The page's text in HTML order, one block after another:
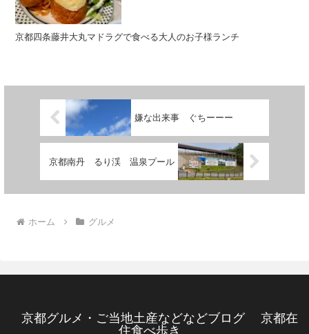
京都四条藤井大丸マドラグで食べる大人のお子様ランチ
嫌な出来事 ぐちーーー
京都南丹 るり渓 温泉プール
ホーム グルメ
京都グルメ・ご当地土産などなどブログ 京都在
住食べ歩き